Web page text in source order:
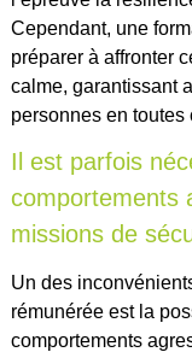
Cependant, une
préparer à affronter
calme, garantissant
personnes en toutes
Il est parfois
comportements
missions de
Un des
rémunérée est la
comportements